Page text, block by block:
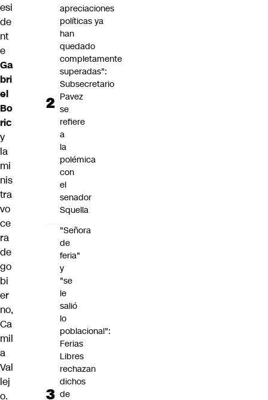
esi
de
nt
e
Ga
bri
el
Bo
ric
y
la
mi
nis
tra
vo
ce
ra
de
go
bi
er
no,
Ca
mil
a
Val
lej
o.
apreciaciones
políticas ya
han
quedado
completamente
superadas":
Subsecretario
Pavez
se
refiere
a
la
polémica
con
el
senador
Squella
"Señora
de
feria"
y
"se
le
salió
lo
poblacional":
Ferias
Libres
rechazan
dichos
de